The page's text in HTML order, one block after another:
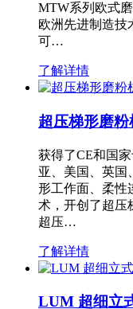
MTW系列欧式
欧洲先进制造技
可…
了解详情
超压梯形磨粉
获得了CE和国
亚、美国、英国
形工作面、柔性
术，开创了超压
超压…
了解详情
LUM 超细立